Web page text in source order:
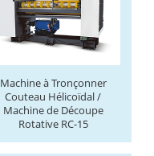
Machine à Tronçonner
Couteau Hélicoïdal /
Machine de Découpe
Rotative RC-15